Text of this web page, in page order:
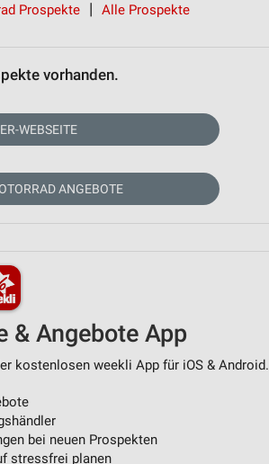
Prospekte Alle Prospekte
vorhanden.
WEBSEITE
ANGEBOTE
& Angebote App
kostenlosen weekli App für iOS & Android.
bei neuen Prospekten
stressfrei planen